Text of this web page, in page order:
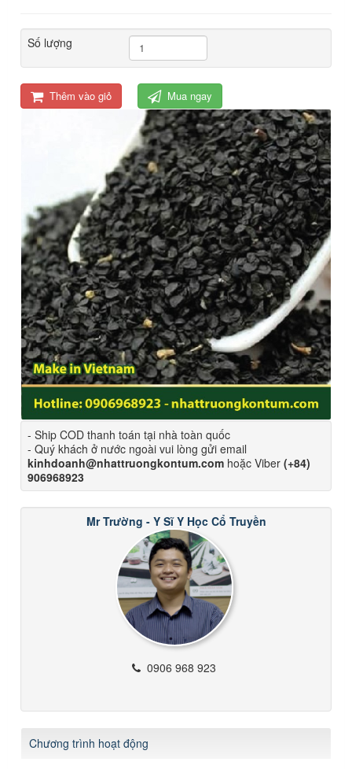
Số lượng
Thêm vào giỏ Mua ngay
- Ship COD thanh toán tại nhà toàn quốc
- Quý khách ở nước ngoài vui lòng gửi email
kinhdoanh@nhattruongkontum.com hoặc Viber (+84)
906968923
Mr Trường - Y Sĩ Y Học Cổ Truyền
0906 968 923
Chương trình hoạt động